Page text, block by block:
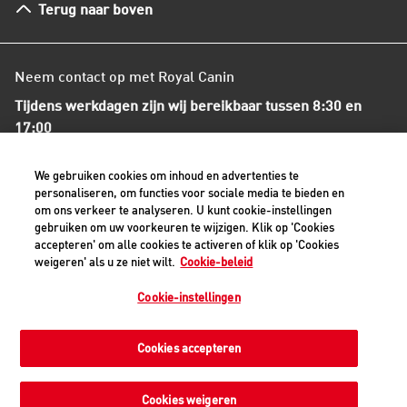
Terug naar boven
Algemene voorwaarden
Neem contact op met Royal Canin
Tijdens werkdagen zijn wij bereikbaar tussen 8:30 en
17:00
+31(0)413-318418
Contact met ons opnemen
Veilige betaalmethoden - alle bedragen zijn inclusief BTW
Cookiemelding Juridisch
Cookie-instellingen
We gebruiken cookies om inhoud en advertenties te
personaliseren, om functies voor sociale media te bieden en
om ons verkeer te analyseren. U kunt cookie-instellingen
gebruiken om uw voorkeuren te wijzigen. Klik op 'Cookies
accepteren' om alle cookies te activeren of klik op 'Cookies
weigeren' als u ze niet wilt. Cookie-beleid
Cookie-instellingen
Cookies weigeren
Cookies accepteren